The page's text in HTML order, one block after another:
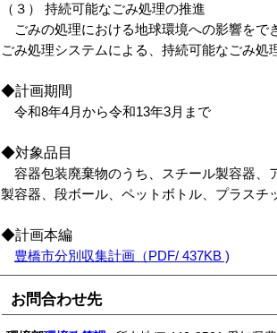
（３） 持続可能なごみ処理の推進
ごみの処理における地球環境への影響をで
ごみ処理システムによる、持続可能なごみ処
◆計画期間
令和8年4月から令和13年3月まで
◆対象品目
容器包装廃棄物のうち、スチール製容器、
製容器、段ボール、ペットボトル、プラスチ
◆計画本編
豊橋市分別収集計画（PDF/ 437KB )
お問合わせ先